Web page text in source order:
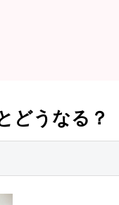
どうなる？